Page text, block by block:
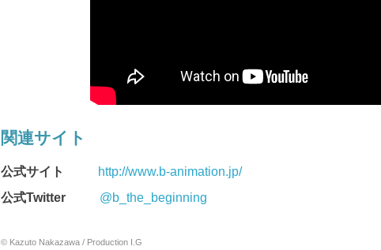
関連サイト
公式サイト
http://www.b-animation.jp/
公式Twitter
@b_the_beginning
© Kazuto Nakazawa / Production I.G